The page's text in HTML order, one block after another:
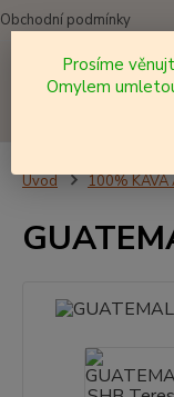
Obchodní podmínky
Úvod 100% KÁVA
Prosíme
Omylem